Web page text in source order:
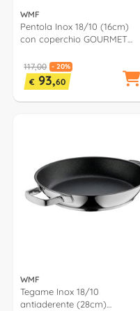
WMF
Pentola Inox 18/10 (16cm)
con coperchio GOURMET
117,00 - 20%
€ 93,60
WMF
Tegame Inox 18/10
antiaderente (28cm)